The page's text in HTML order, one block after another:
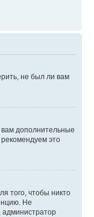
не был ли вам
вам дополнительные
это
того, чтобы никто
Не
администратор